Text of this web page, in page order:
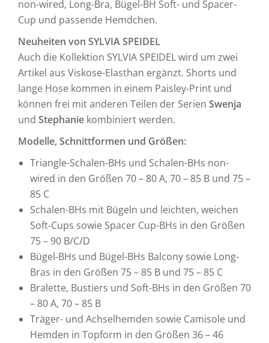
non-wired, Long-Bra, Bügel-BH Soft- und Spacer-
Cup und passende Hemdchen.
Neuheiten von SYLVIA SPEIDEL
Auch die Kollektion SYLVIA SPEIDEL wird um zwei
Artikel aus Viskose-Elasthan ergänzt. Shorts und
lange Hose kommen in einem Paisley-Print und
können frei mit anderen Teilen der Serien Swenja
und Stephanie kombiniert werden.
Modelle, Schnittformen und Größen:
Triangle-Schalen-BHs und Schalen-BHs non-
wired in den Größen 70 – 80 A, 70 – 85 B und 75 –
85 C
Schalen-BHs mit Bügeln und leichten, weichen
Soft-Cups sowie Spacer Cup-BHs in den Größen
75 – 90 B/C/D
Bügel-BHs und Bügel-BHs Balcony sowie Long-
Bras in den Größen 75 – 85 B und 75 – 85 C
Bralette, Bustiers und Soft-BHs in den Größen 70
– 80 A, 70 – 85 B
Träger- und Achselhemden sowie Camisole und
Hemden in Topform in den Größen 36 – 46